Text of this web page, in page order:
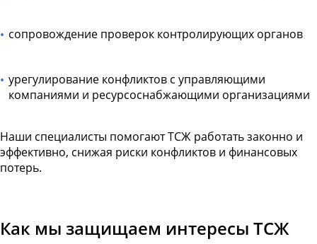
сопровождение проверок контролирующих органов
урегулирование конфликтов с управляющими
компаниями и ресурсоснабжающими организациями
Наши специалисты помогают ТСЖ работать законно и
эффективно, снижая риски конфликтов и финансовых
потерь.
Как мы защищаем интересы ТСЖ